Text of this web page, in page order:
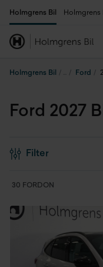
Holmgrens Bil Holmgrens
Holmgrens Bil Ford
Ford 2027
Filter
30 FORDON